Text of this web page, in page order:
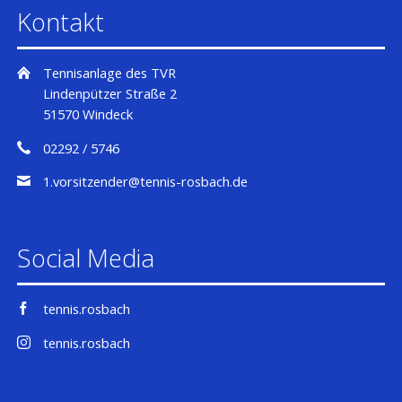
Kontakt
Tennisanlage des TVR
Lindenpützer Straße 2
51570 Windeck
02292 / 5746
1.vorsitzender@tennis-rosbach.de
Social Media
tennis.rosbach
tennis.rosbach